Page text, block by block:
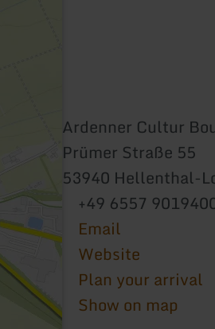
Ardenner Cultur
Prümer Straße 55
53940 Hellenthal-
+49 6557
Email
Website
Plan your arrival
Show on map